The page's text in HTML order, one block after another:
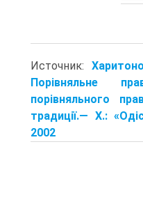
Источник:
Порівняльне
порівняльного
традиції.— X.:
2002